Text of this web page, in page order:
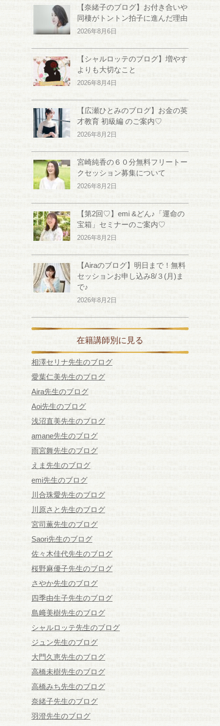
【奈緒子のブログ】お付き合いや
同棲がトントン拍子に進んだ理由
2026年8月6日
【シャルロッテのブログ】増やす
よりも大切なこと
2026年8月4日
【広瀬ひとみのブログ】お金の英
才教育 初級編 のご案内♡
2026年8月2日
宮崎純香の６０分無料フリートー
クセッション募集について
2026年8月2日
【第2回♡】emi &どん♪「運命の
宝箱」セミナーのご案内♡
2026年8月2日
【Airaのブログ】明日まで！無料
セッションお申し込み8/３(月)ま
で♪
2026年8月2日
在籍講師別に見る
相澤セリナ先生のブログ
愛葉仁美先生のブログ
Aira先生のブログ
Aoi先生のブログ
浅沼直美先生のブログ
amane先生のブログ
雨宮舞先生のブログ
えま先生のブログ
emi先生のブログ
川合珠愛先生のブログ
川原さと先生のブログ
宮司薫先生のブログ
Saori先生のブログ
佐々木佳代先生のブログ
桜野麻優子先生のブログ
さやか先生のブログ
四季由生子先生のブログ
島﨑美樹先生のブログ
シャルロッテ先生のブログ
ジュン先生のブログ
大門久恵先生のブログ
高橋未樹先生のブログ
高橋みち先生のブログ
奈緒子先生のブログ
羽澄先生のブログ